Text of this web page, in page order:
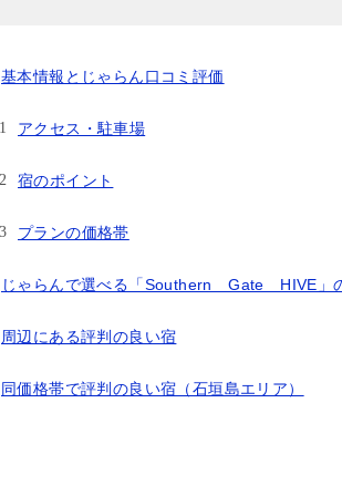
基本情報とじゃらん口コミ評価
アクセス・駐車場
宿のポイント
プランの価格帯
じゃらんで選べる「Southern Gate HIVE」
周辺にある評判の良い宿
同価格帯で評判の良い宿（石垣島エリア）